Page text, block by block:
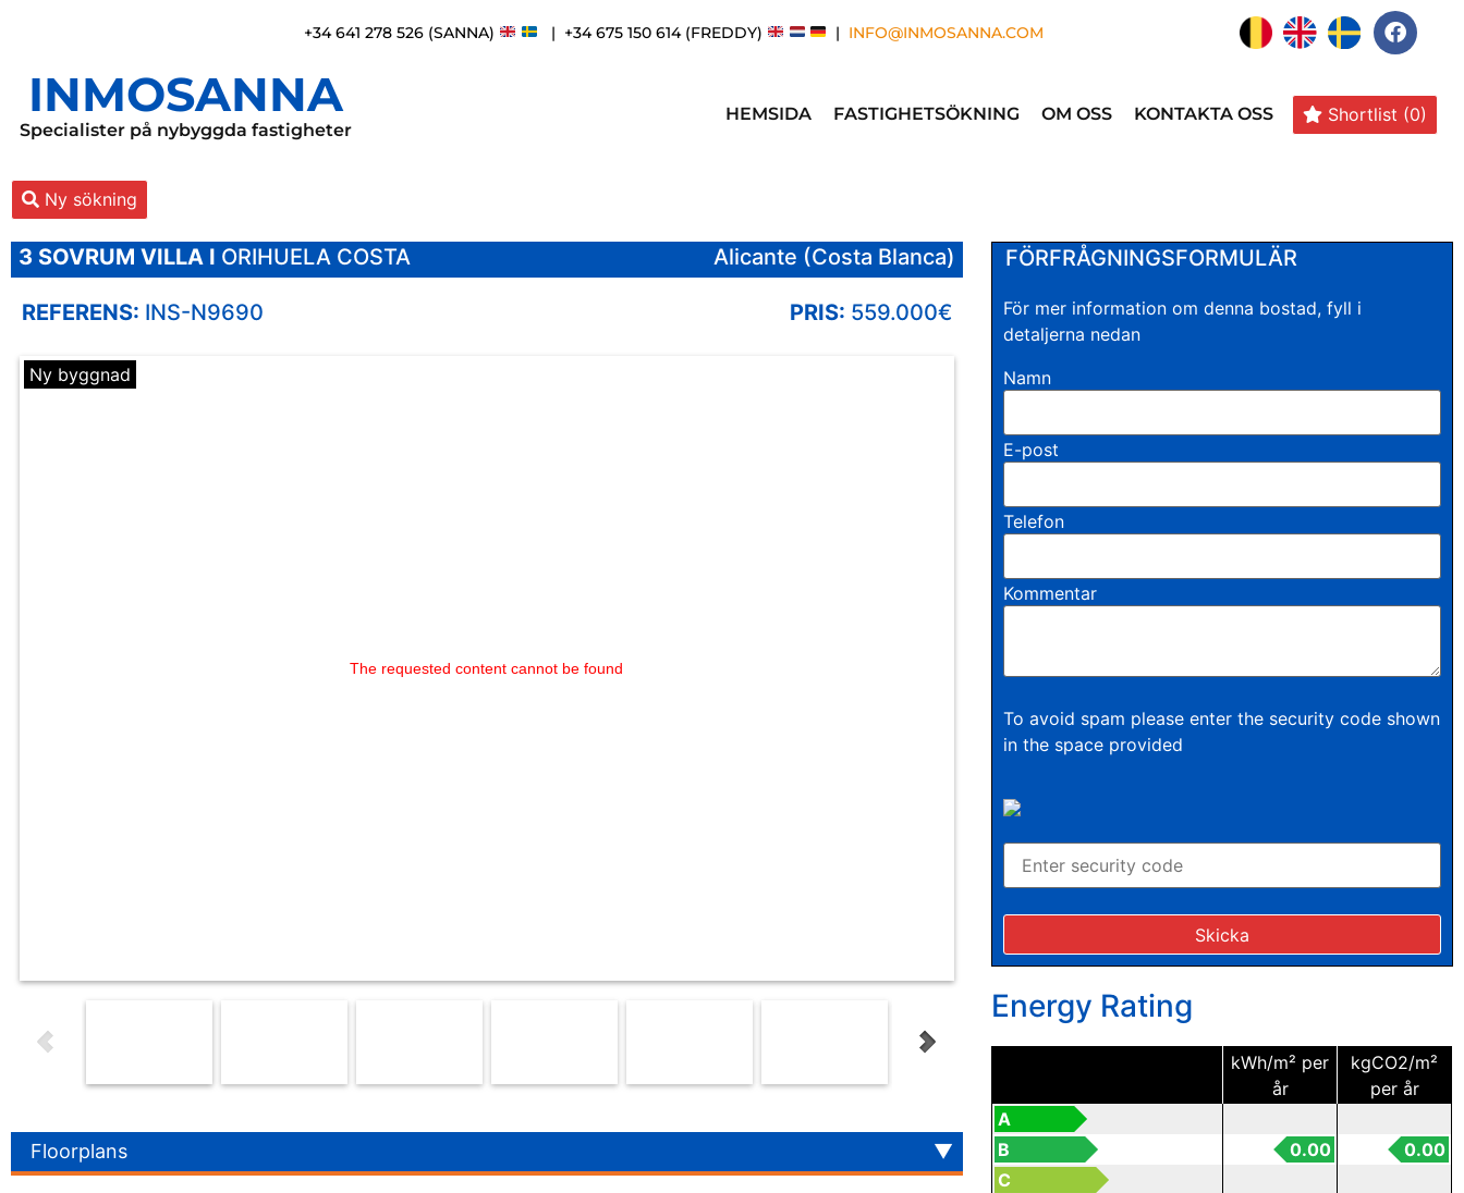
+34 641 278 526 (SANNA) | +34 675 150 614 (FREDDY) | INFO@INMOSANNA.COM
INMOSANNA
Specialister på nybyggda fastigheter
HEMSIDA FASTIGHETSÖKNING OM OSS KONTAKTA OSS Shortlist (0)
Ny sökning
3 SOVRUM VILLA I ORIHUELA COSTA Alicante (Costa Blanca)
REFERENS: INS-N9690 PRIS: 559.000€
Ny byggnad
The requested content cannot be found
Floorplans
FÖRFRÅGNINGSFORMULÄR
För mer information om denna bostad, fyll i
detaljerna nedan
Namn
E-post
Telefon
Kommentar
To avoid spam please enter the security code shown
in the space provided
Energy Rating
kWh/m² per
år
kgCO2/m²
per år
A
B
0.00
0.00
C